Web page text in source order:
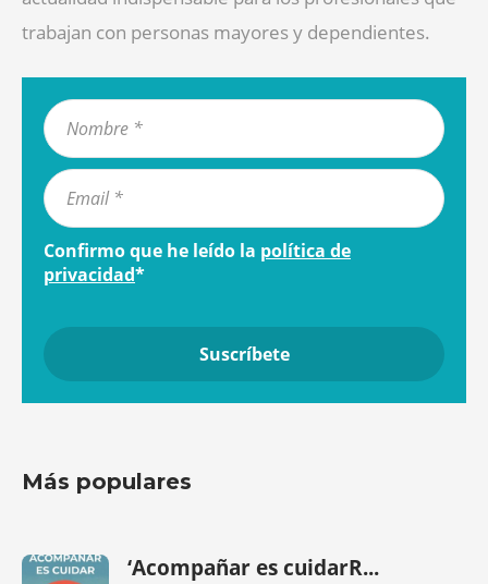
trabajan con personas mayores y dependientes.
Confirmo que he leído la política de
privacidad*
Más populares
‘Acompañar es cuidarR...